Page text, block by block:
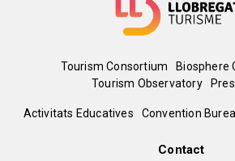
Menú
del
Tourism Consortium
Biosphere
Tourism Observatory
Peu
Activitats Educatives Convention
Contact